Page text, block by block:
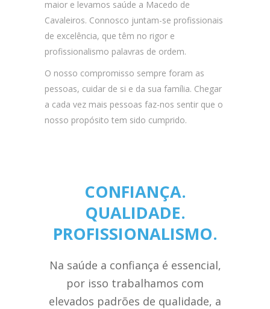
maior e levamos saúde a Macedo de
Cavaleiros. Connosco juntam-se profissionais
de excelência, que têm no rigor e
profissionalismo palavras de ordem.
O nosso compromisso sempre foram as
pessoas, cuidar de si e da sua família. Chegar
a cada vez mais pessoas faz-nos sentir que o
nosso propósito tem sido cumprido.
CONFIANÇA.
QUALIDADE.
PROFISSIONALISMO.
Na saúde a confiança é essencial,
por isso trabalhamos com
elevados padrões de qualidade, a